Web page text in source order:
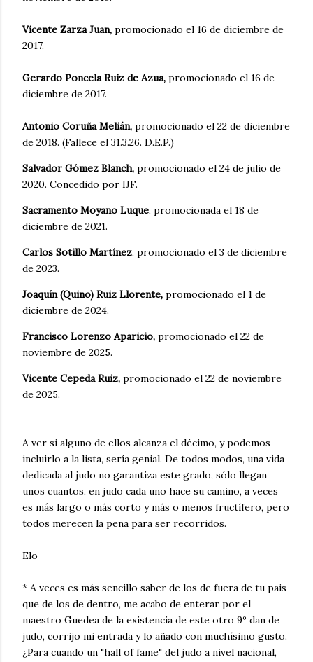
Vicente Zarza Juan, promocionado el 16 de diciembre de
2017.
Gerardo Poncela Ruiz de Azua, promocionado el 16 de
diciembre de 2017.
Antonio Coruña Melián, promocionado el 22 de diciembre
de 2018. (Fallece el 31.3.26. D.E.P.)
Salvador Gómez Blanch, promocionado el 24 de julio de
2020. Concedido por IJF.
Sacramento Moyano Luque, promocionada el 18 de
diciembre de 2021.
Carlos Sotillo Martínez, promocionado el 3 de diciembre
de 2023.
Joaquín (Quino) Ruiz Llorente, promocionado el 1 de
diciembre de 2024.
Francisco Lorenzo Aparicio, promocionado el 22 de
noviembre de 2025.
Vicente Cepeda Ruiz, promocionado el 22 de noviembre
de 2025.
A ver si alguno de ellos alcanza el décimo, y podemos
incluirlo a la lista, sería genial. De todos modos, una vida
dedicada al judo no garantiza este grado, sólo llegan
unos cuantos, en judo cada uno hace su camino, a veces
es más largo o más corto y más o menos fructífero, pero
todos merecen la pena para ser recorridos.
Elo
* A veces es más sencillo saber de los de fuera de tu pais
que de los de dentro, me acabo de enterar por el
maestro Guedea de la existencia de este otro 9º dan de
judo, corrijo mi entrada y lo añado con muchísimo gusto.
¿Para cuando un "hall of fame" del judo a nivel nacional,